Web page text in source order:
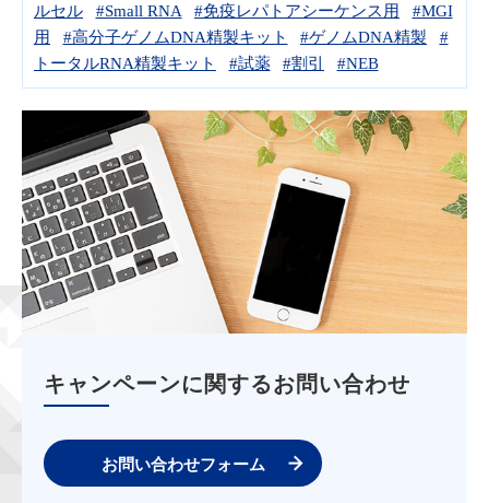
ルセル
#Small RNA #免疫レパトアシーケンス用
#MGI
用
#高分子ゲノムDNA精製キット #ゲノムDNA精製
#
トータルRNA精製キット
#試薬 #割引 #NEB
キャンペーンに関するお問い合わせ
お問い合わせフォーム